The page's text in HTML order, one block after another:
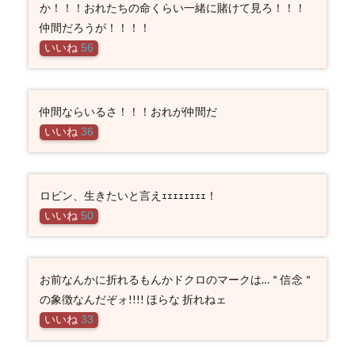
か！！！おれたちの命くらい一緒に賭けて見ろ！！！
仲間だろうが！！！！
いいね 56
仲間ならいるさ！！！おれが仲間だ
いいね 36
ロビン、生きたいと言えｪｪｪｪｪｪｪｪ！
いいね 50
お前なんかに折れるもんかドクロのマークは…＂信念＂
の象徴なんだぞォ!!!! ほらな 折れねェ
いいね 33